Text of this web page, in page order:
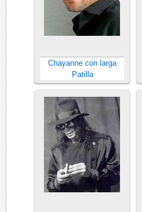
Chayanne con larga
Patilla